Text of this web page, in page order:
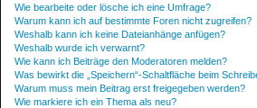
Wie bearbeite oder lösche ich eine Umfrage?
Warum kann ich auf bestimmte Foren nicht zugreifen?
Weshalb kann ich keine Dateianhänge anfügen?
Weshalb wurde ich verwarnt?
Wie kann ich Beiträge den Moderatoren melden?
Was bewirkt die „Speichern“-Schaltfläche beim
Warum muss mein Beitrag erst freigegeben werden?
Wie markiere ich ein Thema als neu?